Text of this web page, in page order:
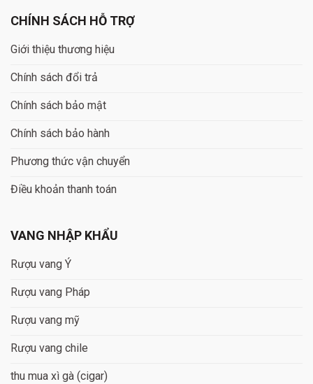
CHÍNH SÁCH HỖ TRỢ
Giới thiệu thương hiệu
Chính sách đổi trả
Chính sách bảo mật
Chính sách bảo hành
Phương thức vận chuyển
Điều khoản thanh toán
VANG NHẬP KHẨU
Rượu vang Ý
Rượu vang Pháp
Rượu vang mỹ
Rượu vang chile
thu mua xì gà (cigar)